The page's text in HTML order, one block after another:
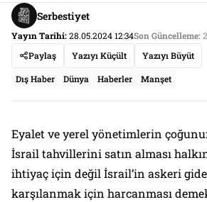
Serbestiyet
Yayın Tarihi:28.05.2024 12:34Son Güncelleme:
Paylaş
Yazıyı Küçült Yazıyı Büyüt
Dış Haber Dünya Haberler Manşet
Eyalet ve yerel yönetimlerin
İsrail tahvillerini satın alması
ihtiyaç için değil İsrail’in askeri
karşılanmak için harcanması